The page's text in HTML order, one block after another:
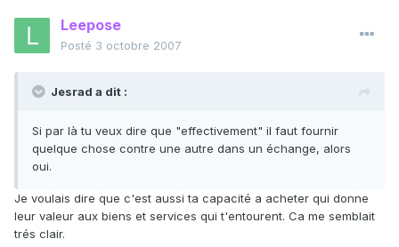
Leepose
Posté 3 octobre 2007
Jesrad a dit :
Si par là tu veux dire que "effectivement" il faut fournir
quelque chose contre une autre dans un échange, alors
oui.
Je voulais dire que c'est aussi ta capacité a acheter qui donne
leur valeur aux biens et services qui t'entourent. Ca me semblait
trés clair.